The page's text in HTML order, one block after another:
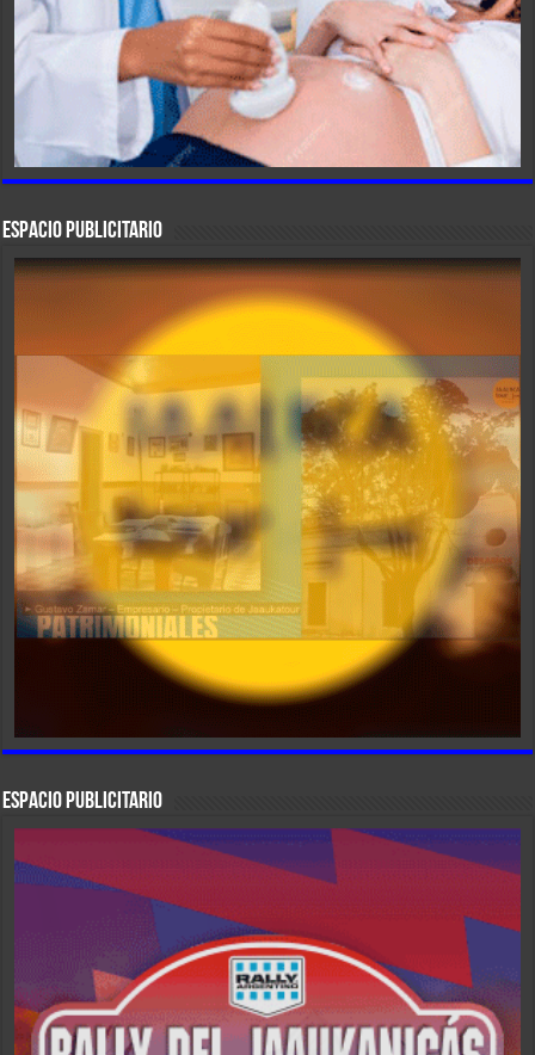
ESPACIO PUBLICITARIO
ESPACIO PUBLICITARIO